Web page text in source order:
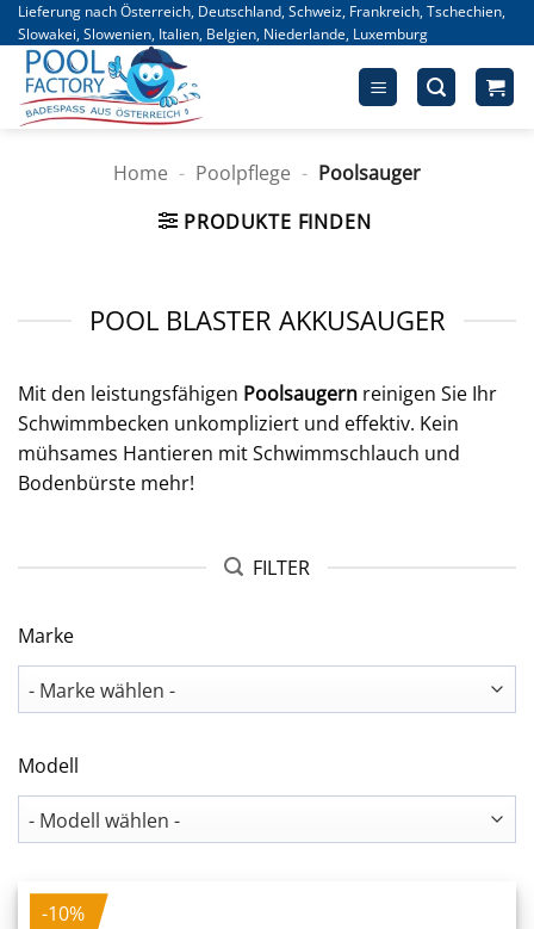
Zum
Inhalt
springen
Lieferung nach Österreich, Deutschland, Schweiz, Frankreich, Tschechien,
Slowakei, Slowenien, Italien, Belgien, Niederlande, Luxemburg
Home - Poolpflege - Poolsauger
PRODUKTE FINDEN
POOL BLASTER AKKUSAUGER
Mit den leistungsfähigen Poolsaugern reinigen Sie Ihr
Schwimmbecken unkompliziert und effektiv. Kein
mühsames Hantieren mit Schwimmschlauch und
Bodenbürste mehr!
FILTER
Marke
Modell
-10%